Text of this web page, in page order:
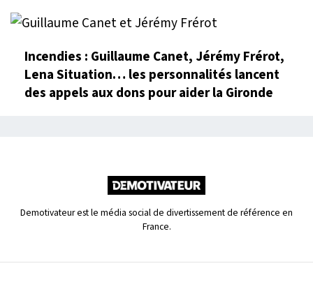
Incendies : Guillaume Canet, Jérémy Frérot,
Lena Situation… les personnalités lancent
des appels aux dons pour aider la Gironde
Demotivateur est le média social de divertissement de référence en
France.